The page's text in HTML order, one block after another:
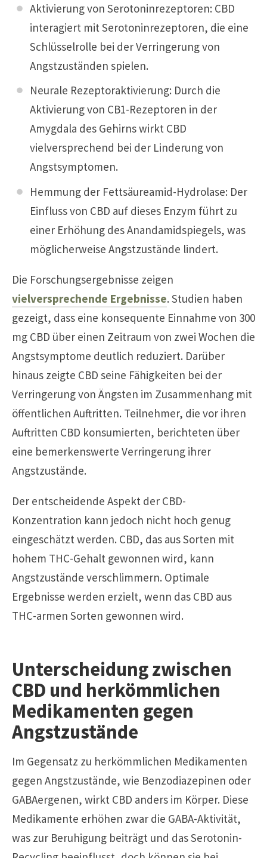
Aktivierung von Serotoninrezeptoren: CBD
interagiert mit Serotoninrezeptoren, die eine
Schlüsselrolle bei der Verringerung von
Angstzuständen spielen.
Neurale Rezeptoraktivierung: Durch die
Aktivierung von CB1-Rezeptoren in der
Amygdala des Gehirns wirkt CBD
vielversprechend bei der Linderung von
Angstsymptomen.
Hemmung der Fettsäureamid-Hydrolase: Der
Einfluss von CBD auf dieses Enzym führt zu
einer Erhöhung des Anandamidspiegels, was
möglicherweise Angstzustände lindert.
Die Forschungsergebnisse zeigen
vielversprechende Ergebnisse. Studien haben
gezeigt, dass eine konsequente Einnahme von 300
mg CBD über einen Zeitraum von zwei Wochen die
Angstsymptome deutlich reduziert. Darüber
hinaus zeigte CBD seine Fähigkeiten bei der
Verringerung von Ängsten im Zusammenhang mit
öffentlichen Auftritten. Teilnehmer, die vor ihren
Auftritten CBD konsumierten, berichteten über
eine bemerkenswerte Verringerung ihrer
Angstzustände.
Der entscheidende Aspekt der CBD-
Konzentration kann jedoch nicht hoch genug
eingeschätzt werden. CBD, das aus Sorten mit
hohem THC-Gehalt gewonnen wird, kann
Angstzustände verschlimmern. Optimale
Ergebnisse werden erzielt, wenn das CBD aus
THC-armen Sorten gewonnen wird.
Unterscheidung zwischen
CBD und herkömmlichen
Medikamenten gegen
Angstzustände
Im Gegensatz zu herkömmlichen Medikamenten
gegen Angstzustände, wie Benzodiazepinen oder
GABAergenen, wirkt CBD anders im Körper. Diese
Medikamente erhöhen zwar die GABA-Aktivität,
was zur Beruhigung beiträgt und das Serotonin-